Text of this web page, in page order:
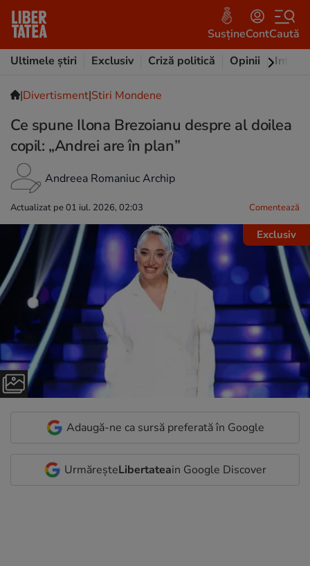
SusțineContCaută
Ultimele știri
Exclusiv Criză politică Opinii
|Divertisment|Stiri Mondene
Ce spune Ilona Brezoianu despre al doilea
copil: „Andrei are în plan”
Andreea Romaniuc Archip
Actualizat pe 01 iul. 2026, 02:03 Comentează
Exclusiv
Adaugă-ne ca sursă preferată în Google
UrmăreșteLibertateain Google Discover